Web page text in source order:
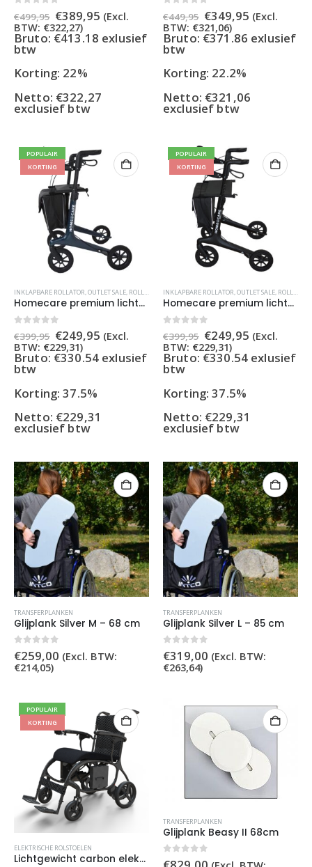
out of 5
€499,95 Oorspronkelijke
prijs
was:
€389,95Huidige
prijs
is:
(Excl.
BTW: €322,27)
Bruto: €413.18 exlusief
btw
Korting: 22%
Netto: €322,27
exclusief btw
out of 5
€449,95 Oorspronkelijke
prijs
was:
€349,95Huidige
prijs
is:
(Excl.
BTW: €321,06)
Bruto: €371.86 exlusief
btw
Korting: 22.2%
Netto: €321,06
exclusief btw
POPULAIR
KORTING
INKLAPBARE ROLLATOR,OUTLET SALE, ROLLATORS
Homecare premium lichtgewicht 5,4 kg – carbon rollator – 150 kg draaggewicht – Opvouwbaar – blauw
out of 5
€399,95 Oorspronkelijke
prijs
was:
€249,95Huidige
prijs
is:
(Excl.
BTW: €229,31)
Bruto: €330.54 exlusief
btw
Korting: 37.5%
Netto: €229,31
exclusief btw
POPULAIR
KORTING
INKLAPBARE ROLLATOR,OUTLET SALE, ROLLATORS
Homecare premium lichtgewicht 5,4 kg – carbon rollator – 150 kg draaggewicht – Opvouwbaar – zwart
out of 5
€399,95 Oorspronkelijke
prijs
was:
€249,95Huidige
prijs
is:
(Excl.
BTW: €229,31)
Bruto: €330.54 exlusief
btw
Korting: 37.5%
Netto: €229,31
exclusief btw
TRANSFERPLANKEN
Glijplank Silver M – 68 cm
0out of 5
€259,00 (Excl. BTW:
€214,05)
TRANSFERPLANKEN
Glijplank Silver L – 85 cm
0out of 5
€319,00 (Excl. BTW:
€263,64)
POPULAIR
KORTING
ELEKTRISCHE ROLSTOELEN
Lichtgewicht carbon elektrische rolstoel
TRANSFERPLANKEN
Glijplank Beasy II 68cm
0out of 5